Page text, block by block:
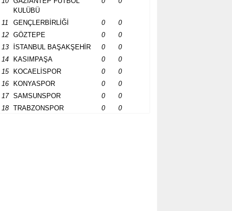
KULÜBÜ
11 GENÇLERBİRLİĞİ 0
0
12
GÖZTEPE 0
0
13
İSTANBUL BAŞAKŞEHİR 0
0
14
KASIMPAŞA 0
0
15
KOCAELİSPOR 0
0
16
KONYASPOR 0
0
17
SAMSUNSPOR 0
0
18
TRABZONSPOR 0 0